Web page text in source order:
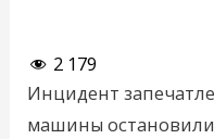
2 179
Инцидент
машины